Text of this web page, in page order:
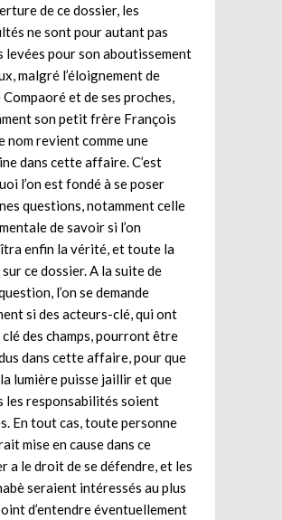
de ce dossier, les
ne sont pour autant pas
levées pour son aboutissement
malgré l’éloignement de
et de ses proches,
son petit frère François
nom revient comme une
dans cette affaire. C’est
l’on est fondé à se poser
questions, notamment celle
de savoir si l’on
enfin la vérité, et toute la
ce dossier. A la suite de
l’on se demande
si des acteurs-clé, qui ont
des champs, pourront être
dans cette affaire, pour que
lumière puisse jaillir et que
les responsabilités soient
En tout cas, toute personne
mise en cause dans ce
a le droit de se défendre, et les
seraient intéressés au plus
d’entendre éventuellement